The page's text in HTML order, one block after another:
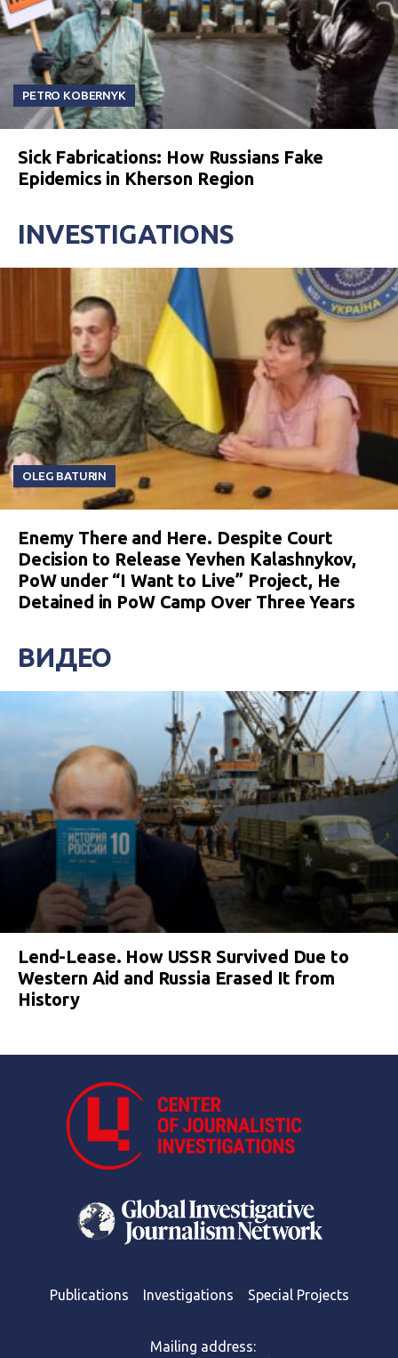
PETRO KOBERNYK
Sick Fabrications: How Russians Fake
Epidemics in Kherson Region
INVESTIGATIONS
OLEG BATURIN
Enemy There and Here. Despite Court
Decision to Release Yevhen Kalashnykov,
PoW under “I Want to Live” Project, He
Detained in PoW Camp Over Three Years
ВИДЕО
Lend-Lease. How USSR Survived Due to
Western Aid and Russia Erased It from
History
Publications Investigations Special Projects
Mailing address: